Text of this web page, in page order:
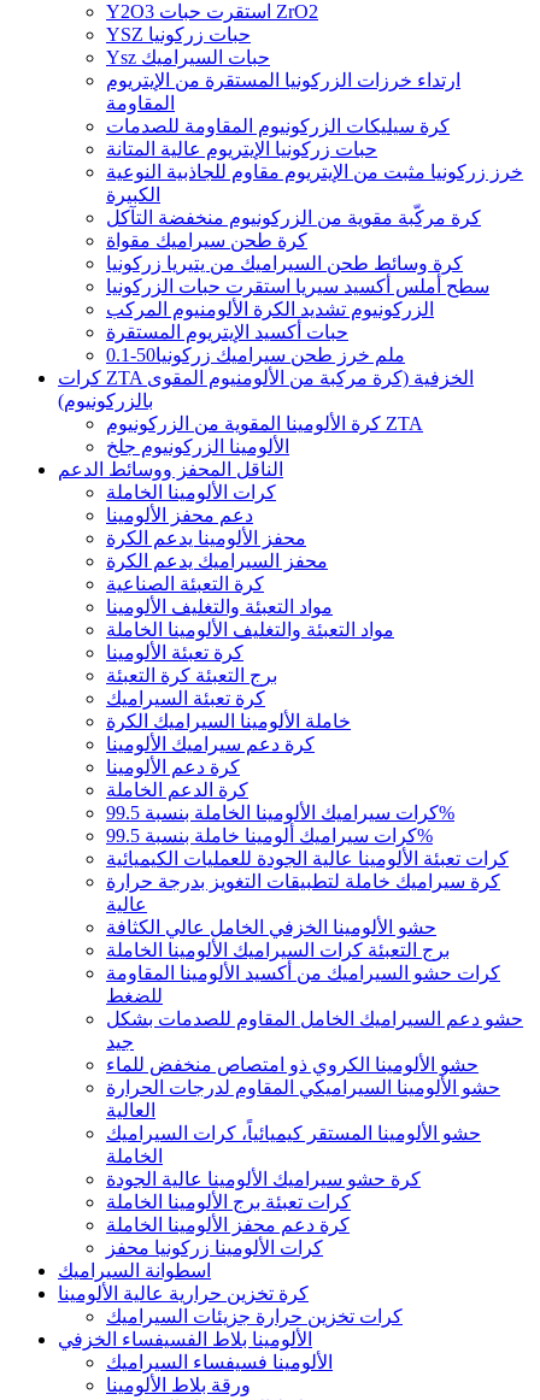
Y2O3 استقرت حبات ZrO2
YSZ حبات زركونيا
Ysz حبات السيراميك
ارتداء خرزات الزركونيا المستقرة من الإيتريوم
المقاومة
كرة سيليكات الزركونيوم المقاومة للصدمات
حبات زركونيا الإيتريوم عالية المتانة
خرز زركونيا مثبت من الإيتريوم مقاوم للجاذبية النوعية
الكبيرة
كرة مركّبة مقوية من الزركونيوم منخفضة التآكل
كرة طحن سيراميك مقواة
كرة وسائط طحن السيراميك من يتيريا زركونيا
سطح أملس أكسيد سيريا استقرت حبات الزركونيا
الزركونيوم تشديد الكرة الألومنيوم المركب
حبات أكسيد الإيتريوم المستقرة
0.1-50ملم خرز طحن سيراميك زركونيا
كرات ZTA الخزفية (كرة مركبة من الألومنيوم المقوى
بالزركونيوم)
كرة الألومينا المقوية من الزركونيوم ZTA
الألومينا الزركونيوم جلخ
الناقل المحفز ووسائط الدعم
كرات الألومينا الخاملة
دعم محفز الألومينا
محفز الألومينا يدعم الكرة
محفز السيراميك يدعم الكرة
كرة التعبئة الصناعية
مواد التعبئة والتغليف الألومينا
مواد التعبئة والتغليف الألومينا الخاملة
كرة تعبئة الألومينا
برج التعبئة كرة التعبئة
كرة تعبئة السيراميك
خاملة الألومينا السيراميك الكرة
كرة دعم سيراميك الألومينا
كرة دعم الألومينا
كرة الدعم الخاملة
كرات سيراميك الألومينا الخاملة بنسبة 99.5%
كرات سيراميك ألومينا خاملة بنسبة 99.5%
كرات تعبئة الألومينا عالية الجودة للعمليات الكيميائية
كرة سيراميك خاملة لتطبيقات التغويز بدرجة حرارة
عالية
حشو الألومينا الخزفي الخامل عالي الكثافة
برج التعبئة كرات السيراميك الألومينا الخاملة
كرات حشو السيراميك من أكسيد الألومينا المقاومة
للضغط
حشو دعم السيراميك الخامل المقاوم للصدمات بشكل
جيد
حشو الألومينا الكروي ذو امتصاص منخفض للماء
حشو الألومينا السيراميكي المقاوم لدرجات الحرارة
العالية
حشو الألومينا المستقر كيميائياً، كرات السيراميك
الخاملة
كرة حشو سيراميك الألومينا عالية الجودة
كرات تعبئة برج الألومينا الخاملة
كرة دعم محفز الألومينا الخاملة
كرات الألومينا زركونيا محفز
اسطوانة السيراميك
كرة تخزين حرارية عالية الألومينا
كرات تخزين حرارة جزيئات السيراميك
الألومينا بلاط الفسيفساء الخزفي
الألومينا فسيفساء السيراميك
ورقة بلاط الألومينا